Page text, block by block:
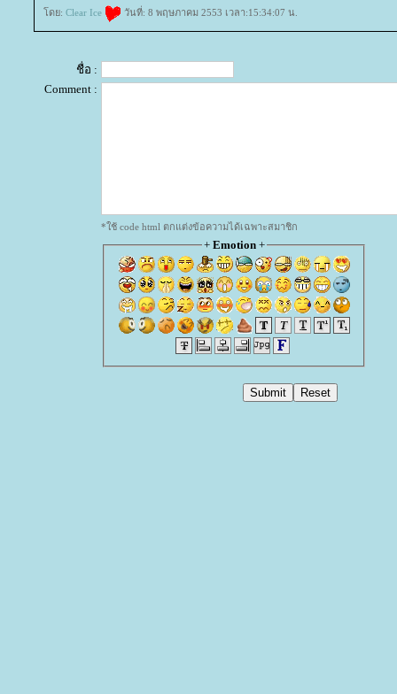
ดย: Clear Ice วันที่: 8 พฤษภาคม 2553 เวลา:15:34:07 น.
ชื่อ :
Comment :
*ใช้ code html ตกแต่งข้อความได้เฉพาะสมาชิก
+ Emotion+